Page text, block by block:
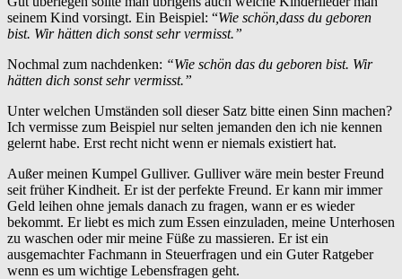
seinem Kind vorsingt. Ein Beispiel: “Wie schön,dass du geboren
bist. Wir hätten dich sonst sehr vermisst.”
Nochmal zum nachdenken: “Wie schön das du geboren bist. Wir
hätten dich sonst sehr vermisst.”
Unter welchen Umständen soll dieser Satz bitte einen Sinn machen?
Ich vermisse zum Beispiel nur selten jemanden den ich nie kennen
gelernt habe. Erst recht nicht wenn er niemals existiert hat.
Außer meinen Kumpel Gulliver. Gulliver wäre mein bester Freund
seit früher Kindheit. Er ist der perfekte Freund. Er kann mir immer
Geld leihen ohne jemals danach zu fragen, wann er es wieder
bekommt. Er liebt es mich zum Essen einzuladen, meine Unterhosen
zu waschen oder mir meine Füße zu massieren. Er ist ein
ausgemachter Fachmann in Steuerfragen und ein Guter Ratgeber
wenn es um wichtige Lebensfragen geht.